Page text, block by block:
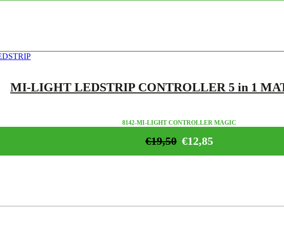
MI-LIGHT LEDSTRIP CONTROLLER 5 in 1
8142-MI-LIGHT CONTROLLER MAGIC
€12,85
€19,50